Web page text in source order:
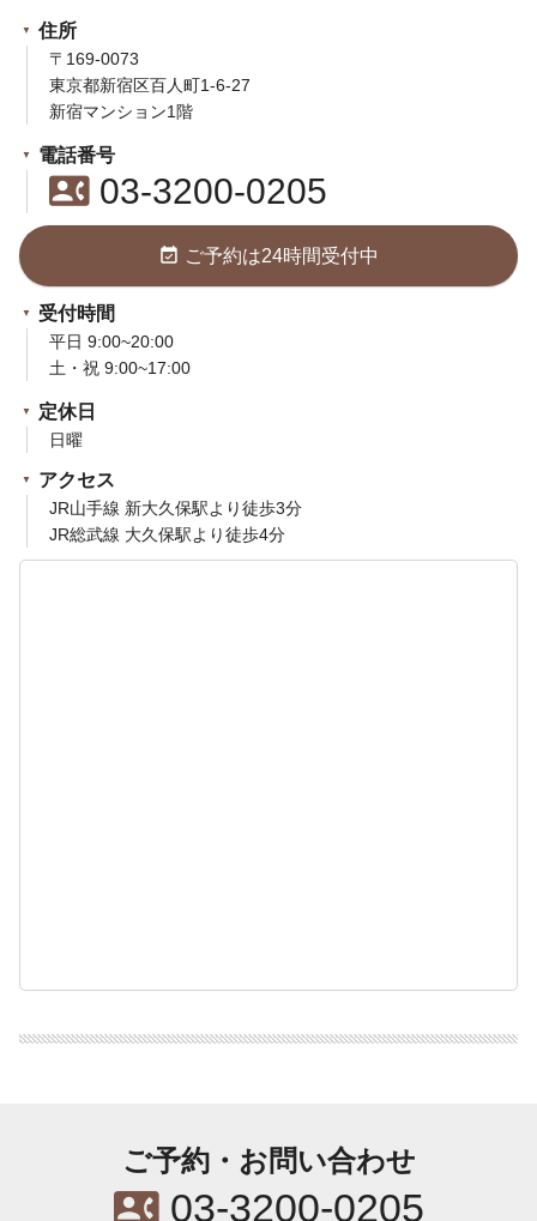
住所
〒169-0073
東京都新宿区百人町1-6-27
新宿マンション1階
電話番号
contact_phone03-3200-0205
event_available ご予約は24時間受付中
受付時間
平日 9:00~20:00
土・祝 9:00~17:00
定休日
日曜
アクセス
JR山手線 新大久保駅より徒歩3分
JR総武線 大久保駅より徒歩4分
ご予約・お問い合わせ
contact_phone03-3200-0205